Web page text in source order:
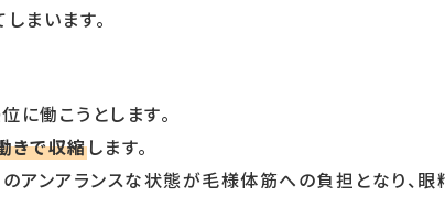
まいます。
に働こうとします。
きで収縮します。
のアンアランスな状態が毛様体筋への負担となり、